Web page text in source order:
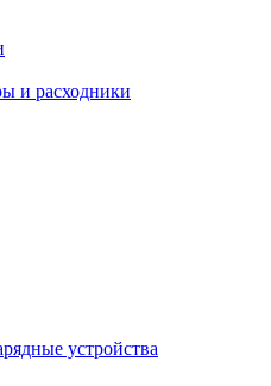
и расходники
устройства